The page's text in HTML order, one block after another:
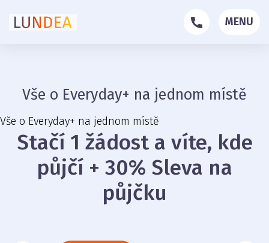
MENU
Vše o Everyday+ na jednom místě
Vše o Everyday+ na jednom místě
Stačí 1 žádost a víte, kde
půjčí + 30% Sleva na
půjčku